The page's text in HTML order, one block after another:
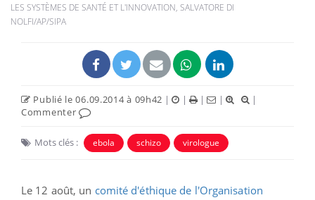
LES SYSTÈMES DE SANTÉ ET L'INNOVATION, SALVATORE DI
NOLFI/AP/SIPA
Publié le 06.09.2014 à 09h42 | | | |
|
Commenter
Mots clés : ebola schizo virologue
Le 12 août, un comité d'éthique de l'Organisation